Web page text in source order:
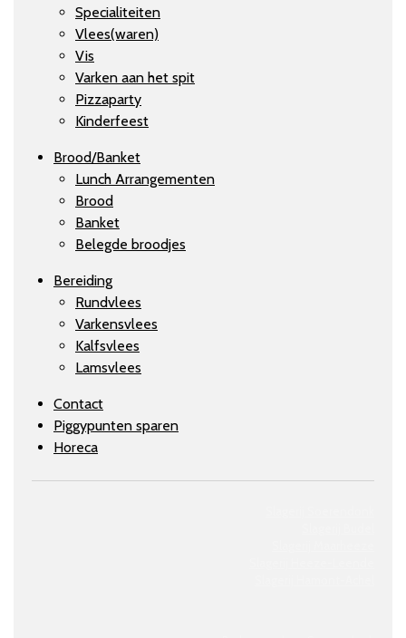
Specialiteiten
Vlees(waren)
Vis
Varken aan het spit
Pizzaparty
Kinderfeest
Brood/Banket
Lunch Arrangementen
Brood
Banket
Belegde broodjes
Bereiding
Rundvlees
Varkensvlees
Kalfsvlees
Lamsvlees
Contact
Piggypunten sparen
Horeca